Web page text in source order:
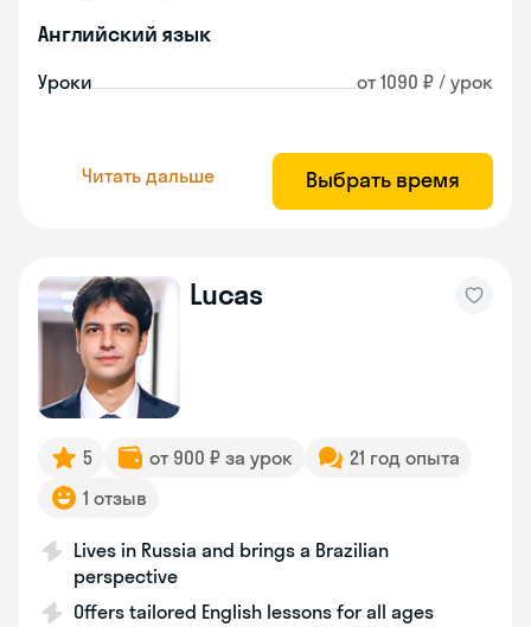
Английский язык
Уроки от 1090 ₽ / урок
Читать дальше Выбрать время
Lucas
5 от 900 ₽ за урок
21 год опыта
1 отзыв
Lives in Russia and brings a Brazilian
perspective
Offers tailored English lessons for all ages